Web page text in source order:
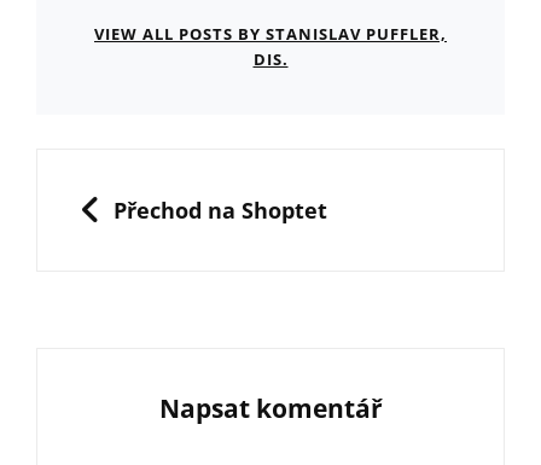
VIEW ALL POSTS BY STANISLAV PUFFLER,
DIS.
pro
PREVIOUS
Přechod na Shoptet
Napsat komentář